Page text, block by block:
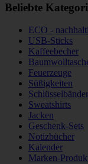
Beliebte
ECO -
USB-Sticks
Kaffeebecher
Feuerzeuge
Süßigkeiten
Schlüsselbänder
Sweatshirts
Jacken
Geschenk-Sets
Notizbücher
Kalender
Marken-